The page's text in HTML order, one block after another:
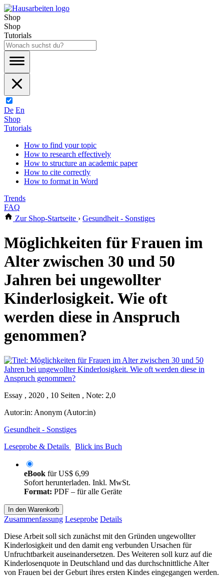
Shop
Shop
Tutorials
De En
Shop
Tutorials
How to find your topic
How to research effectively
How to structure an academic paper
How to cite correctly
How to format in Word
Trends
FAQ
Zur Shop-Startseite › Gesundheit - Sonstiges
Möglichkeiten für Frauen im
Alter zwischen 30 und 50
Jahren bei ungewollter
Kinderlosigkeit. Wie oft
werden diese in Anspruch
genommen?
Essay , 2020 , 10 Seiten , Note: 2,0
Autor:in: Anonym (Autor:in)
Gesundheit - Sonstiges
Leseprobe & Details
Blick ins Buch
eBook fürUS$ 6,99
Sofort herunterladen. Inkl. MwSt.
Format: PDF – für alle Geräte
In den Warenkorb
Zusammenfassung Leseprobe Details
Diese Arbeit soll sich zunächst mit den Gründen ungewollter
Kinderlosigkeit und den damit eng verbunden Ursachen für
Unfruchtbarkeit auseinandersetzen. Des Weiteren soll kurz auf die
Kinderlosenquote in Deutschland und das durchschnittliche Alter
von Frauen bei der Geburt ihres ersten Kindes eingegangen werden.